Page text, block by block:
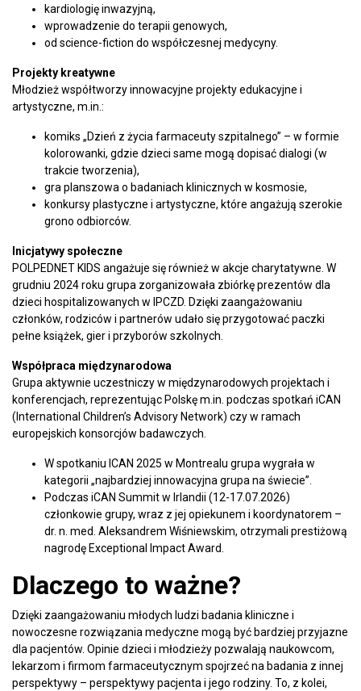
kardiologię inwazyjną,
wprowadzenie do terapii genowych,
od science-fiction do współczesnej medycyny.
Projekty kreatywne
Młodzież współtworzy innowacyjne projekty edukacyjne i
artystyczne, m.in.:
komiks „Dzień z życia farmaceuty szpitalnego” – w formie
kolorowanki, gdzie dzieci same mogą dopisać dialogi (w
trakcie tworzenia),
gra planszowa o badaniach klinicznych w kosmosie,
konkursy plastyczne i artystyczne, które angażują szerokie
grono odbiorców.
Inicjatywy społeczne
POLPEDNET KIDS angażuje się również w akcje charytatywne. W
grudniu 2024 roku grupa zorganizowała zbiórkę prezentów dla
dzieci hospitalizowanych w IPCZD. Dzięki zaangażowaniu
członków, rodziców i partnerów udało się przygotować paczki
pełne książek, gier i przyborów szkolnych.
Współpraca międzynarodowa
Grupa aktywnie uczestniczy w międzynarodowych projektach i
konferencjach, reprezentując Polskę m.in. podczas spotkań iCAN
(International Children’s Advisory Network) czy w ramach
europejskich konsorcjów badawczych.
W spotkaniu ICAN 2025 w Montrealu grupa wygrała w
kategorii „najbardziej innowacyjna grupa na świecie”.
Podczas iCAN Summit w Irlandii (12-17.07.2026)
członkowie grupy, wraz z jej opiekunem i koordynatorem –
dr. n. med. Aleksandrem Wiśniewskim, otrzymali prestiżową
nagrodę Exceptional Impact Award.
Dlaczego to ważne?
Dzięki zaangażowaniu młodych ludzi badania kliniczne i
nowoczesne rozwiązania medyczne mogą być bardziej przyjazne
dla pacjentów. Opinie dzieci i młodzieży pozwalają naukowcom,
lekarzom i firmom farmaceutycznym spojrzeć na badania z innej
perspektywy – perspektywy pacjenta i jego rodziny. To, z kolei,